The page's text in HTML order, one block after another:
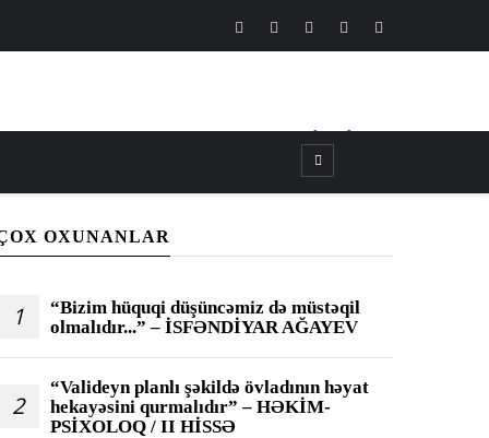
CANLI┃TV
OXUNANLAR
1
“Bizim hüquqi düşüncəmiz də müstəqil
olmalıdır...” – İSFƏNDİYAR AĞAYEV
2
“Valideyn planlı şəkildə övladının həyat
hekayəsini qurmalıdır” – HƏKİM-
PSİXOLOQ / II HİSSƏ